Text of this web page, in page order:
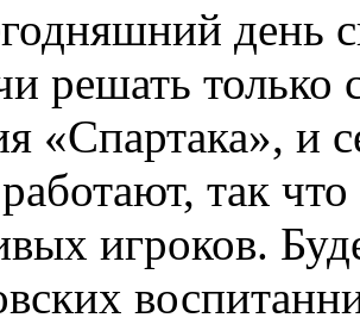
день
решать
«Спартака», и
так
игроков.